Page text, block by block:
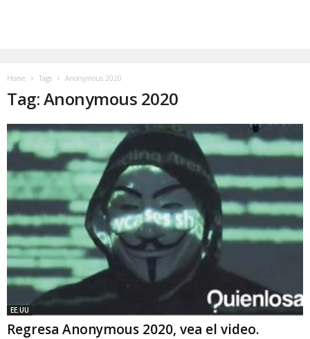
Home Tags Anonymous 2020
Tag: Anonymous 2020
EE.UU
Regresa Anonymous 2020, vea el video.